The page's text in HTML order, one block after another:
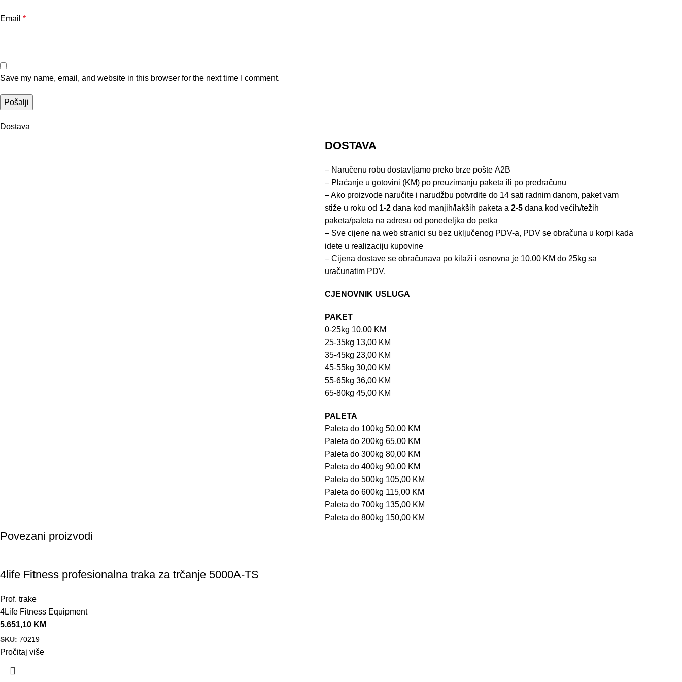
Email *
Save my name, email, and website in this browser for the next time I comment.
Dostava
DOSTAVA
– Naručenu robu dostavljamo preko brze pošte A2B
– Plaćanje u gotovini (KM) po preuzimanju paketa ili po predračunu
– Ako proizvode naručite i narudžbu potvrdite do 14 sati radnim danom, paket vam
stiže u roku od 1-2 dana kod manjih/lakših paketa a 2-5 dana kod većih/težih
paketa/paleta na adresu od ponedeljka do petka
– Sve cijene na web stranici su bez uključenog PDV-a, PDV se obračuna u korpi kada
idete u realizaciju kupovine
– Cijena dostave se obračunava po kilaži i osnovna je 10,00 KM do 25kg sa
uračunatim PDV.
CJENOVNIK USLUGA
PAKET
0-25kg 10,00 KM
25-35kg 13,00 KM
35-45kg 23,00 KM
45-55kg 30,00 KM
55-65kg 36,00 KM
65-80kg 45,00 KM
PALETA
Paleta do 100kg 50,00 KM
Paleta do 200kg 65,00 KM
Paleta do 300kg 80,00 KM
Paleta do 400kg 90,00 KM
Paleta do 500kg 105,00 KM
Paleta do 600kg 115,00 KM
Paleta do 700kg 135,00 KM
Paleta do 800kg 150,00 KM
Povezani proizvodi
4life Fitness profesionalna traka za trčanje 5000A-TS
Prof. trake
4Life Fitness Equipment
5.651,10 KM
SKU: 70219
Pročitaj više